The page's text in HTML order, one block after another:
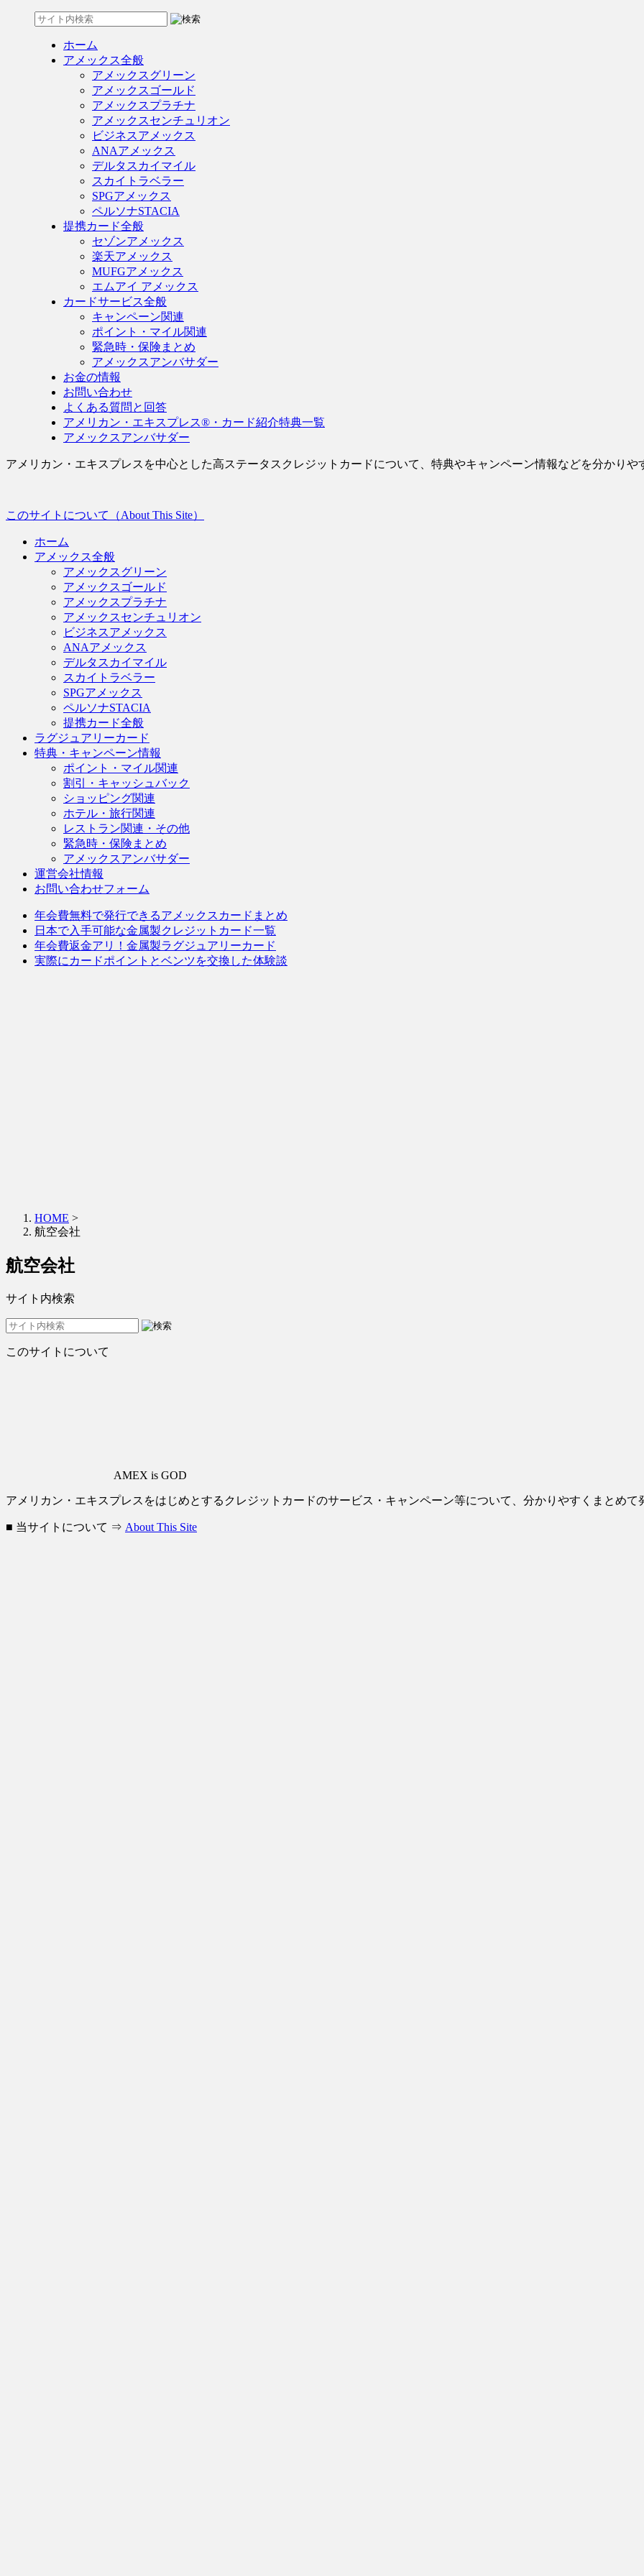
ホーム
アメックス全般
アメックスグリーン
アメックスゴールド
アメックスプラチナ
アメックスセンチュリオン
ビジネスアメックス
ANAアメックス
デルタスカイマイル
スカイトラベラー
SPGアメックス
ペルソナSTACIA
提携カード全般
セゾンアメックス
楽天アメックス
MUFGアメックス
エムアイ アメックス
カードサービス全般
キャンペーン関連
ポイント・マイル関連
緊急時・保険まとめ
アメックスアンバサダー
お金の情報
お問い合わせ
よくある質問と回答
アメリカン・エキスプレス®・カード紹介特典一覧
アメックスアンバサダー
アメリカン・エキスプレスを中心とした高ステータスクレジットカードについて、特典やキャンペーン情報などを分かりや
このサイトについて（About This Site）
ホーム
アメックス全般
アメックスグリーン
アメックスゴールド
アメックスプラチナ
アメックスセンチュリオン
ビジネスアメックス
ANAアメックス
デルタスカイマイル
スカイトラベラー
SPGアメックス
ペルソナSTACIA
提携カード全般
ラグジュアリーカード
特典・キャンペーン情報
ポイント・マイル関連
割引・キャッシュバック
ショッピング関連
ホテル・旅行関連
レストラン関連・その他
緊急時・保険まとめ
アメックスアンバサダー
運営会社情報
お問い合わせフォーム
年会費無料で発行できるアメックスカードまとめ
日本で入手可能な金属製クレジットカード一覧
年会費返金アリ！金属製ラグジュアリーカード
実際にカードポイントとベンツを交換した体験談
HOME >
航空会社
航空会社
サイト内検索
このサイトについて
AMEX is GOD
アメリカン・エキスプレスをはじめとするクレジットカードのサービス・キャンペーン等について、分かりやすくまとめて
■ 当サイトについて ⇒ About This Site